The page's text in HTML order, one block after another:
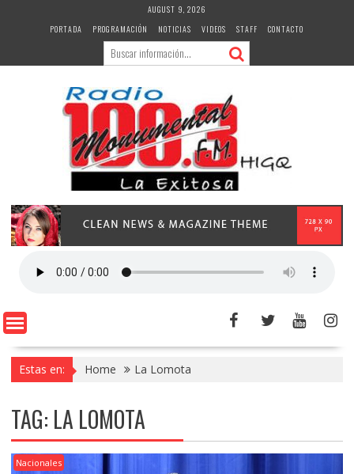
AUGUST 9, 2026
PORTADA
PROGRAMACIÓN NOTICIAS VIDEOS STAFF CONTACTO
Estas en: Home La Lomota
TAG: LA LOMOTA
Nacionales